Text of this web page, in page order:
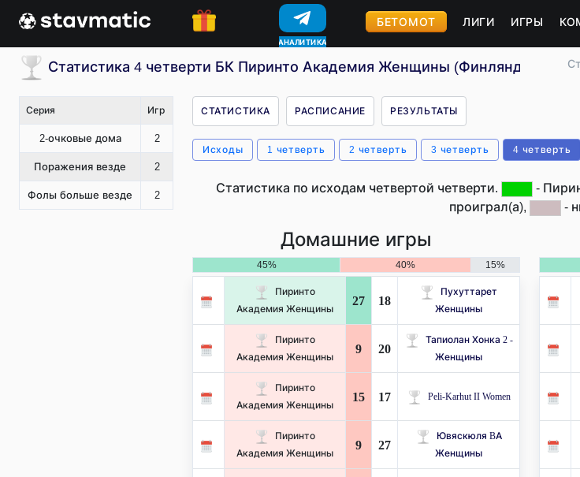
КОНКУРСЫ
БЕТОМОТ ЛИГИ ИГРЫ
Статистика 4 четверти БК Пиринто Академия Женщины (Финляндия)
Серия Игр
2-очковые дома 2
Поражения везде 2
Фолы больше везде 2
СТАТИСТИКА РАСПИСАНИЕ РЕЗУЛЬТАТЫ
Исходы 1 четверть 2 четверть 3 четверть 4 четверть
Статистика по исходам четвертой четверти. -
проиграл(а),
-
Домашние игры
45% 40% 15%
Пиринто
Академия Женщины
27 18
Пухуттарет
Женщины
Пиринто
Академия Женщины
9 20
Тапиолан Хонка 2 -
Женщины
Пиринто
Академия Женщины
15 17 Peli-Karhut II Women
Пиринто
Академия Женщины
9 27
Ювяскюля BA
Женщины